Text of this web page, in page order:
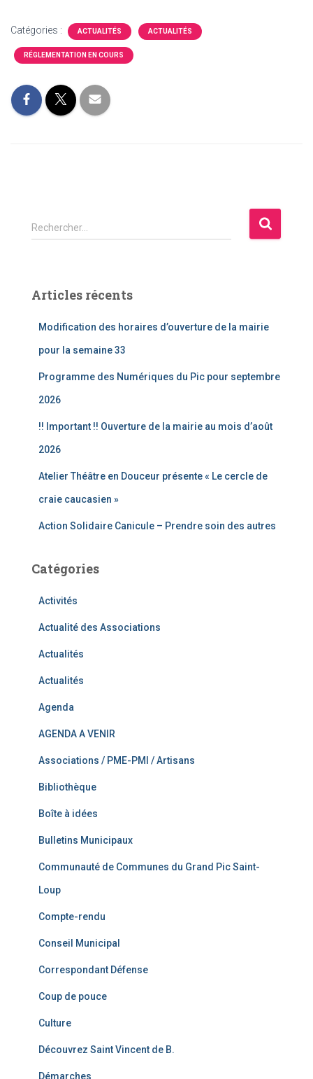
Catégories : ACTUALITÉS ACTUALITÉS
RÉGLEMENTATION EN COURS
R
e
r
Rechercher…
Articles récents
Modification des horaires d’ouverture de la mairie
pour la semaine 33
Programme des Numériques du Pic pour septembre
2026
!! Important !! Ouverture de la mairie au mois d’août
2026
Atelier Théâtre en Douceur présente « Le cercle de
craie caucasien »
Action Solidaire Canicule – Prendre soin des autres
Catégories
Activités
Actualité des Associations
Actualités
Actualités
Agenda
AGENDA A VENIR
Associations / PME-PMI / Artisans
Bibliothèque
Boîte à idées
Bulletins Municipaux
Communauté de Communes du Grand Pic Saint-
Loup
Compte-rendu
Conseil Municipal
Correspondant Défense
Coup de pouce
Culture
Découvrez Saint Vincent de B.
Démarches